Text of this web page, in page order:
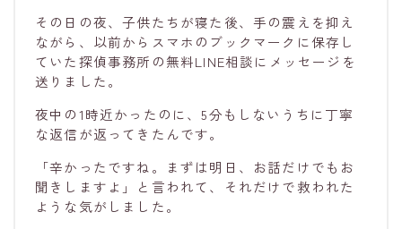
その日の夜、子供たちが寝た後、手の震えを抑え
ながら、以前からスマホのブックマークに保存し
ていた探偵事務所の無料LINE相談にメッセージを
送りました。
夜中の1時近かったのに、5分もしないうちに丁寧
な返信が返ってきたんです。
「辛かったですね。まずは明日、お話だけでもお
聞きしますよ」と言われて、それだけで救われた
ような気がしました。